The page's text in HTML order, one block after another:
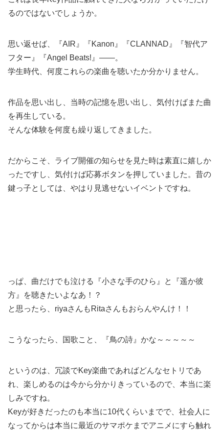
るのではないでしょうか。
思い返せば、『AIR』『Kanon』『CLANNAD』『智代ア
フター』『Angel Beats!』――。
学生時代、何度これらの楽曲を聴いたか分かりません。
作品を思い出し、当時の記憶を思い出し、気付けばまた曲
を再生している。
そんな体験を何度も繰り返してきました。
だからこそ、ライブ開催の知らせを見た時は素直に嬉しか
ったですし、気付けば応募ボタンを押していました。昔の
鍵っ子としては、やはり見逃せないイベントですね。
っぱ、曲だけでも泣ける『小さな手のひら』と『遥か彼
方』を聴きたいよなあ！？
と思ったら、riyaさんもRitaさんもおらんやんけ！！
こうなったら、国歌こと、『鳥の詩』かな～～～～～
というのは、冗談でKey楽曲であればどんなセトリであ
れ、楽しめるのは今から分かりきっているので、本当に楽
しみですね。
Keyが好きだったのも本当に10代くらいまでで、社会人に
なってからは本当に最近のサマポケまでアニメにすら触れ